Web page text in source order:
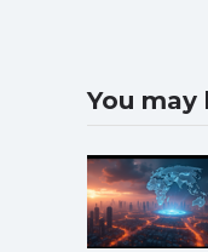
You may